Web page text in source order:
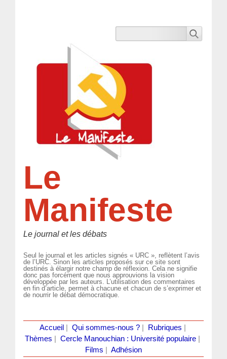
Le
Manifeste
Le journal et les débats
Seul le journal et les articles signés « URC », reflètent l’avis
de l’URC. Sinon les articles proposés sur ce site sont
destinés à élargir notre champ de réflexion. Cela ne signifie
donc pas forcément que nous approuvions la vision
développée par les auteurs. L’utilisation des commentaires
en fin d’article, permet à chacune et chacun de s’exprimer et
de nourrir le débat démocratique.
Accueil Qui sommes-nous ?| Rubriques
Thèmes
Cercle Manouchian : Université populaire
Films
Adhésion